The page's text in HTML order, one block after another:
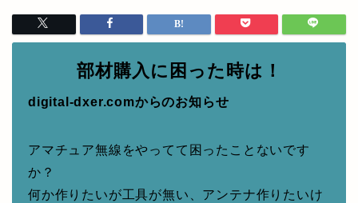
部材購入に困った時は！
digital-dxer.comからのお知らせ
アマチュア無線をやってて困ったことないです
か？
何か作りたいが工具が無い、アンテナ作りたいけ